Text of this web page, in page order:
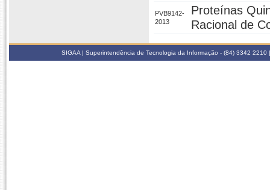
PVB9142-
2013
Proteínas
Racional de
SIGAA | Superintendência de Tecnologia da Informação - (84) 3342